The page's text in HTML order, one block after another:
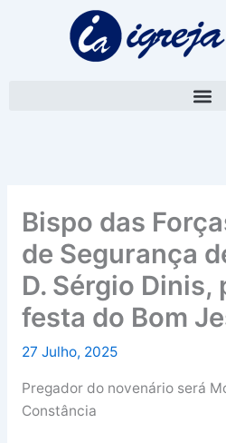
Bispo das
de Segurança
D. Sérgio Dinis,
festa do Bom
27 Julho, 2025
Pregador do novenário será
Constância